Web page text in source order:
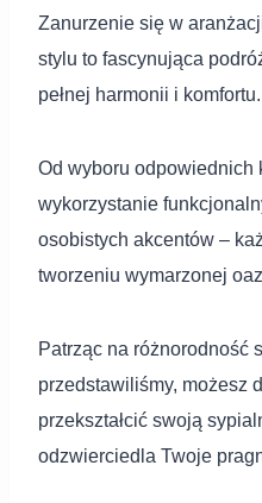
Zanurzenie się w
stylu to fascynująca
pełnej harmonii i komfortu.
Od wyboru odpowiednich
wykorzystanie
osobistych akcentów –
tworzeniu wymarzonej
Patrząc na różnorodność
przedstawiliśmy, możesz
przekształcić swoją
odzwierciedla Twoje